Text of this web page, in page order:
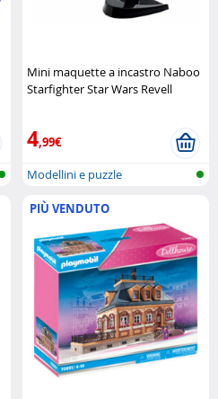
Mini maquette a incastro Naboo
Starfighter Star Wars Revell
4,99€
Modellini e puzzle
PIÙ VENDUTO